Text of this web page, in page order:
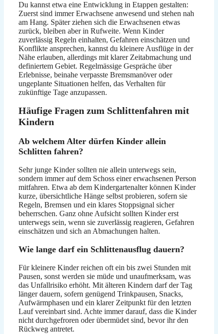
Du kannst etwa eine Entwicklung in Etappen gestalten:
Zuerst sind immer Erwachsene anwesend und stehen nah
am Hang. Später ziehen sich die Erwachsenen etwas
zurück, bleiben aber in Rufweite. Wenn Kinder
zuverlässig Regeln einhalten, Gefahren einschätzen und
Konflikte ansprechen, kannst du kleinere Ausflüge in der
Nähe erlauben, allerdings mit klarer Zeitabmachung und
definiertem Gebiet. Regelmässige Gespräche über
Erlebnisse, beinahe verpasste Bremsmanöver oder
ungeplante Situationen helfen, das Verhalten für
zukünftige Tage anzupassen.
Häufige Fragen zum Schlittenfahren mit
Kindern
Ab welchem Alter dürfen Kinder allein
Schlitten fahren?
Sehr junge Kinder sollten nie allein unterwegs sein,
sondern immer auf dem Schoss einer erwachsenen Person
mitfahren. Etwa ab dem Kindergartenalter können Kinder
kurze, übersichtliche Hänge selbst probieren, sofern sie
Regeln, Bremsen und ein klares Stoppsignal sicher
beherrschen. Ganz ohne Aufsicht sollten Kinder erst
unterwegs sein, wenn sie zuverlässig reagieren, Gefahren
einschätzen und sich an Abmachungen halten.
Wie lange darf ein Schlittenausflug dauern?
Für kleinere Kinder reichen oft ein bis zwei Stunden mit
Pausen, sonst werden sie müde und unaufmerksam, was
das Unfallrisiko erhöht. Mit älteren Kindern darf der Tag
länger dauern, sofern genügend Trinkpausen, Snacks,
Aufwärmphasen und ein klarer Zeitpunkt für den letzten
Lauf vereinbart sind. Achte immer darauf, dass die Kinder
nicht durchgefroren oder übermüdet sind, bevor ihr den
Rückweg antretet.